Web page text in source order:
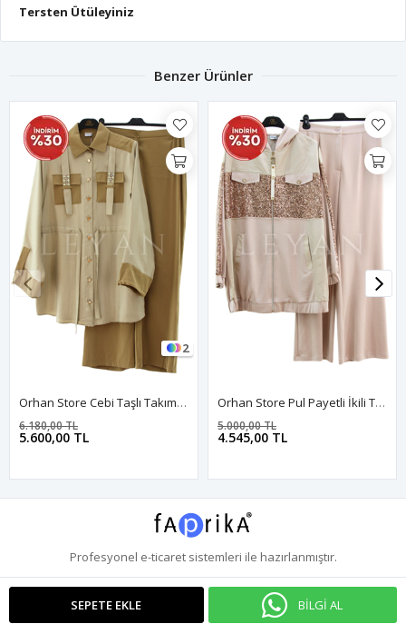
SEPETE EKLE BİLGİ AL
Tersten Ütüleyiniz
Benzer Ürünler
2
Orhan Store Cebi Taşlı Takım- LYN04606 Olive
5.600,00 TL
6.180,00 TL
Orhan Store Pul Payetli İkili Takım- LYN04269 Bej
4.545,00 TL
5.000,00 TL
Profesyonel e-ticaretsistemleri ile hazırlanmıştır.